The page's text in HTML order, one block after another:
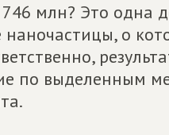
млн? Это одна
о
по выделенным